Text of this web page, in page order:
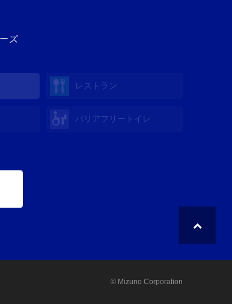
ズ
レストラン
バリアフリートイレ
© Mizuno Corporation